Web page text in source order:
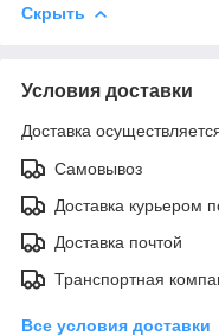
Скрыть
Условия доставки
Доставка
Самовывоз
Доставка курьером
Доставка почтой
Транспортная
Все условия доставки